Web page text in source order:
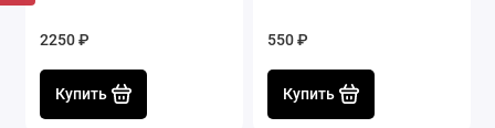
2250 ₽
Купить
550 ₽
Купить